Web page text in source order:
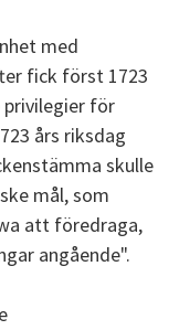
med
fick först 1723
privilegier för
års riksdag
skulle
mål, som
att föredraga,
angående".